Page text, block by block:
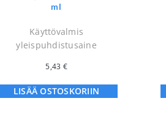
ml
Käyttövalmis
yleispuhdistusaine
5,43 €
LISÄÄ OSTOSKORIIN